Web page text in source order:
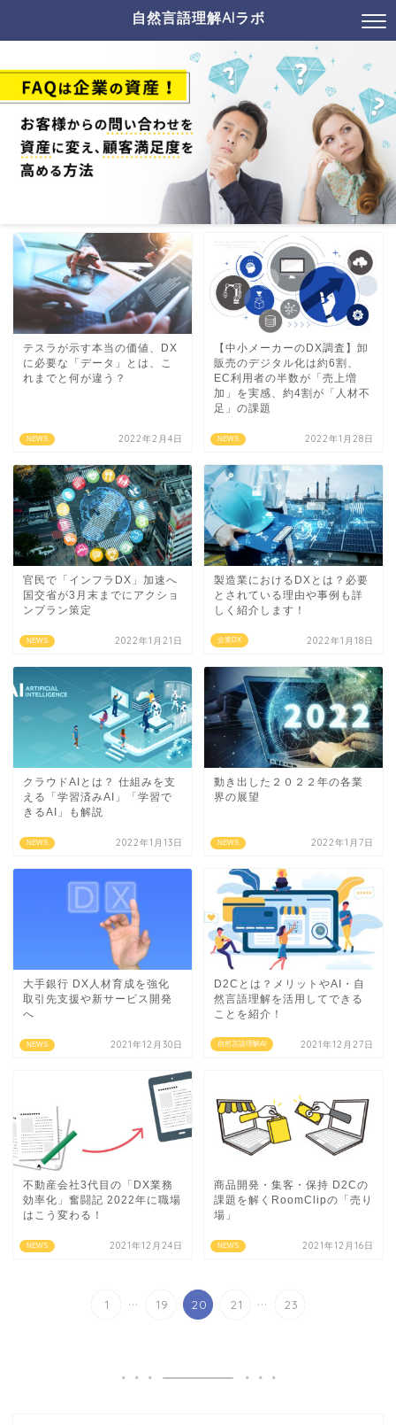
自然言語理解AIラボ
NEWS
テスラが示す本当の価値、DX
に必要な「データ」とは、こ
れまでと何が違う？
2022年2月4日 NEWS
【中小メーカーのDX調査】卸
販売のデジタル化は約6割、
EC利用者の半数が「売上増
加」を実感、約4割が「人材不
足」の課題
2022年1月28日
NEWS
官民で「インフラDX」加速へ
国交省が3月末までにアクショ
ンプラン策定
2022年1月21日 企業DX
製造業におけるDXとは？必要
とされている理由や事例も詳
しく紹介します！
2022年1月18日
NEWS
クラウドAIとは？ 仕組みを支
える「学習済みAI」「学習で
きるAI」も解説
2022年1月13日 NEWS
動き出した２０２２年の各業
界の展望
2022年1月7日
NEWS
大手銀行 DX人材育成を強化
取引先支援や新サービス開発
へ
2021年12月30日 自然言語理解AI
D2Cとは？メリットやAI・自
然言語理解を活用してできる
ことを紹介！
2021年12月27日
NEWS
不動産会社3代目の「DX業務
効率化」奮闘記 2022年に職場
はこう変わる！
2021年12月24日 NEWS
商品開発・集客・保持 D2Cの
課題を解くRoomClipの「売り
場」
2021年12月16日
1 ... 19 20 21 ... 23